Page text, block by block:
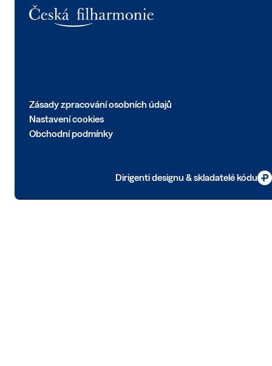
Zásady zpracování osobních údajů
Nastavení cookies
Obchodní podmínky
Dirigenti designu & skladatelé kódu